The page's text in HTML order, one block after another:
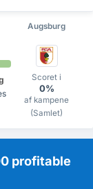
Augsburg
Scoret i
0%
af kampene
(Samlet)
profitable